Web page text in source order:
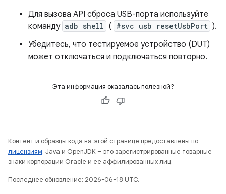
Для вызова API сброса USB-порта используйте
команду adb shell ( #svc usb resetUsbPort ).
Убедитесь, что тестируемое устройство (DUT)
может отключаться и подключаться повторно.
Эта информация оказалась полезной?
Контент и образцы кода на этой странице предоставлены по
лицензиям. Java и OpenJDK – это зарегистрированные товарные
знаки корпорации Oracle и ее аффилированных лиц.
Последнее обновление: 2026-06-18 UTC.